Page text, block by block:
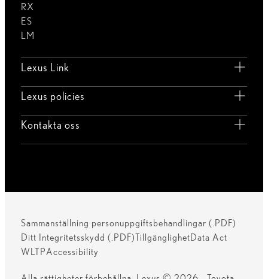
RX
ES
LM
Lexus Link
Lexus policies
Kontakta oss
Sammanställning personuppgiftsbehandlingar (.PDF)
Ditt Integritetsskydd (.PDF)TillgänglighetData Act
WLTPAccessibility